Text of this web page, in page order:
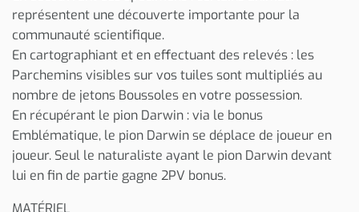
représentent une découverte importante pour la
communauté scientifique.
En cartographiant et en effectuant des relevés : les
Parchemins visibles sur vos tuiles sont multipliés au
nombre de jetons Boussoles en votre possession.
En récupérant le pion Darwin : via le bonus
Emblématique, le pion Darwin se déplace de joueur en
joueur. Seul le naturaliste ayant le pion Darwin devant
lui en fin de partie gagne 2PV bonus.